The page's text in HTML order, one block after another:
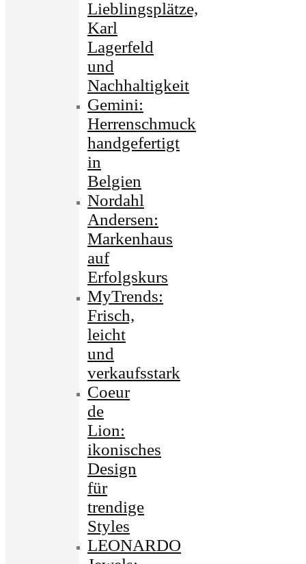
Lieblingsplätze,
Karl
Lagerfeld
und
Nachhaltigkeit
Gemini:
Herrenschmuck
handgefertigt
in
Belgien
Nordahl
Andersen:
Markenhaus
auf
Erfolgskurs
MyTrends:
Frisch,
leicht
und
verkaufsstark
Coeur
de
Lion:
ikonisches
Design
für
trendige
Styles
LEONARDO